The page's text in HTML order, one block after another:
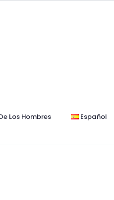
Los Hombres Español